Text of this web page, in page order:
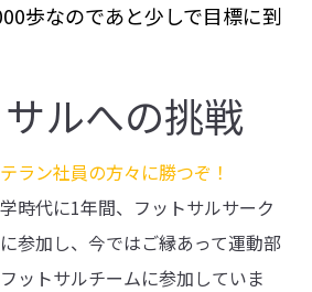
歩なのであと少しで目標に到
ルへの挑戦
ラン社員の方々に勝つぞ！
時代に1年間、フットサルサーク
参加し、今ではご縁あって運動部
ットサルチームに参加していま